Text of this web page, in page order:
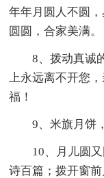
年年月圆人不圆
圆圆，合家美满。
8、拨动真诚
上永远离不开您
福！
9、米旗月饼
10、月儿圆
诗百篇；拨开窗